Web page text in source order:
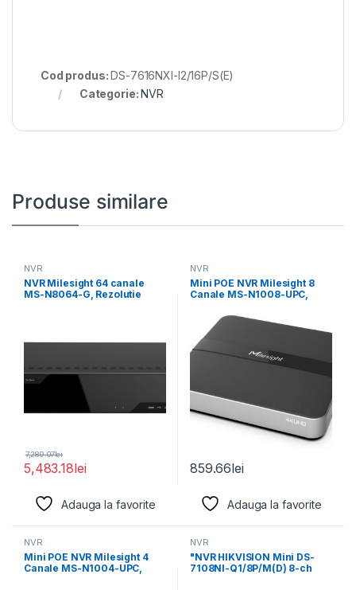
Cod produs:DS-7616NXI-I2/16P/S(E)
Categorie:NVR
Produse similare
NVR
NVR Milesight 64 canale
MS-N8064-G, Rezolutie
5,483.18lei
7,289.07lei
Adauga la favorite
NVR
Mini POE NVR Milesight 8
Canale MS-N1008-UPC,
859.66lei
Adauga la favorite
NVR
Mini POE NVR Milesight 4
Canale MS-N1004-UPC,
NVR
"NVR HIKVISION Mini DS-
7108NI-Q1/8P/M(D) 8-ch